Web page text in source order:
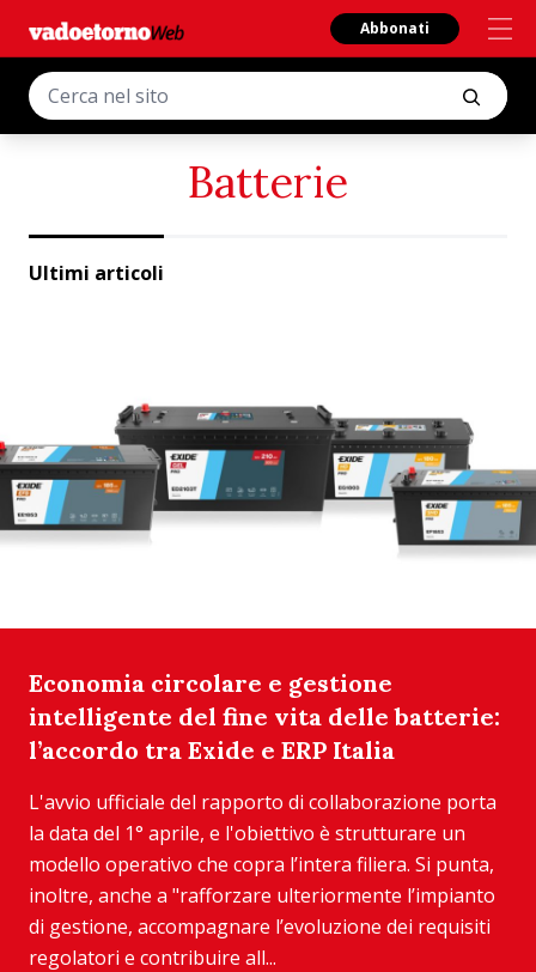
Abbonati
Batterie
Ultimi articoli
Economia circolare e gestione
intelligente del fine vita delle batterie:
l’accordo tra Exide e ERP Italia
L'avvio ufficiale del rapporto di collaborazione porta
la data del 1° aprile, e l'obiettivo è strutturare un
modello operativo che copra l’intera filiera. Si punta,
inoltre, anche a "rafforzare ulteriormente l’impianto
di gestione, accompagnare l’evoluzione dei requisiti
regolatori e contribuire all...